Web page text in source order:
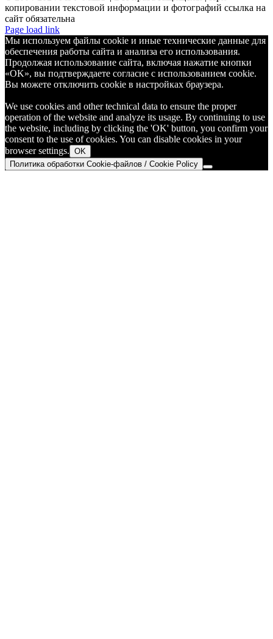
копировании текстовой информации и фотографий ссылка на
сайт обязательна
Telegram
Page load link
Мы используем файлы cookie и иные технические данные для
обеспечения работы сайта и анализа его использования.
Продолжая использование сайта, включая нажатие кнопки
«OK», вы подтверждаете согласие с использованием cookie.
Вы можете отключить cookie в настройках браузера.
We use cookies and other technical data to ensure the proper
operation of the website and analyze its usage. By continuing to use
the website, including by clicking the 'OK' button, you confirm your
consent to the use of cookies. You can disable cookies in your
browser settings. OK
Политика обработки Cookie-файлов / Cookie Policy